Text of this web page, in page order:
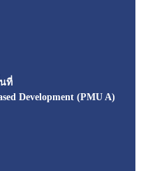
ที่
Development (PMU A)